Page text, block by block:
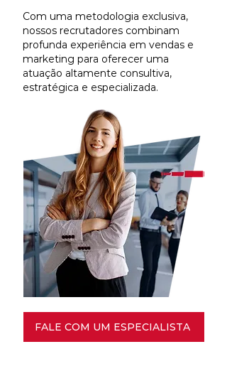
Com uma metodologia exclusiva,
nossos recrutadores combinam
profunda experiência em vendas e
marketing para oferecer uma
atuação altamente consultiva,
estratégica e especializada.
FALE COM UM ESPECIALISTA